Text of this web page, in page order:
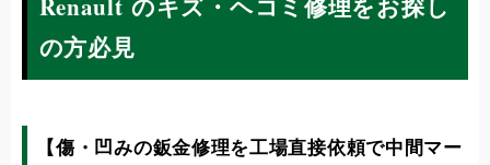
Renault のキズ・ヘコミ修理をお探し
の方必見
【傷・凹みの鈑金修理を工場直接依頼で中間マー